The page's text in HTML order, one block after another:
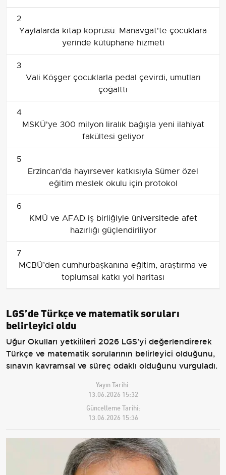
2
Yaylalarda kitap köprüsü: Manavgat'te çocuklara
yerinde kütüphane hizmeti
3
Vali Köşger çocuklarla pedal çevirdi, umutları
çoğalttı
4
MSKÜ'ye 300 milyon liralık bağışla yeni ilahiyat
fakültesi geliyor
5
Erzincan'da hayırsever katkısıyla Sümer özel
eğitim meslek okulu için protokol
6
KMÜ ve AFAD iş birliğiyle üniversitede afet
hazırlığı güçlendiriliyor
7
MCBÜ’den cumhurbaşkanına eğitim, araştırma ve
toplumsal katkı yol haritası
LGS’de Türkçe ve matematik soruları
belirleyici oldu
Uğur Okulları yetkilileri 2026 LGS’yi değerlendirerek
Türkçe ve matematik sorularının belirleyici olduğunu,
sınavın kavramsal ve süreç odaklı olduğunu vurguladı.
Yayın Tarihi:
13.06.2026 15:32
Güncelleme Tarihi:
13.06.2026 15:36